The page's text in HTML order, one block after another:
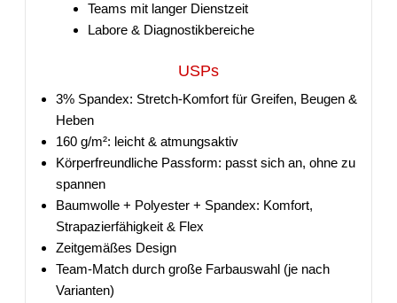
Teams mit langer Dienstzeit
Labore & Diagnostikbereiche
USPs
3% Spandex: Stretch-Komfort für Greifen, Beugen &
Heben
160 g/m²: leicht & atmungsaktiv
Körperfreundliche Passform: passt sich an, ohne zu
spannen
Baumwolle + Polyester + Spandex: Komfort,
Strapazierfähigkeit & Flex
Zeitgemäßes Design
Team-Match durch große Farbauswahl (je nach
Varianten)